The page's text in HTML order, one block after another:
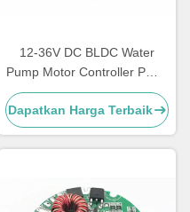
12-36V DC BLDC Water
Pump Motor Controller PWM
Frekuensi 1-20KHZ Siklus
Kerja 0-100%
Dapatkan Harga Terbaik